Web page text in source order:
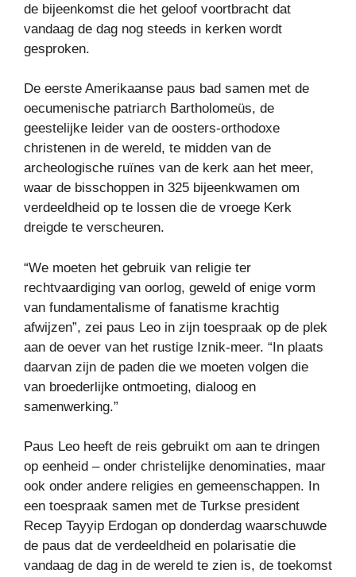
de bijeenkomst die het geloof voortbracht dat
vandaag de dag nog steeds in kerken wordt
gesproken.
De eerste Amerikaanse paus bad samen met de
oecumenische patriarch Bartholomeüs, de
geestelijke leider van de oosters-orthodoxe
christenen in de wereld, te midden van de
archeologische ruïnes van de kerk aan het meer,
waar de bisschoppen in 325 bijeenkwamen om
verdeeldheid op te lossen die de vroege Kerk
dreigde te verscheuren.
“We moeten het gebruik van religie ter
rechtvaardiging van oorlog, geweld of enige vorm
van fundamentalisme of fanatisme krachtig
afwijzen”, zei paus Leo in zijn toespraak op de plek
aan de oever van het rustige Iznik-meer. “In plaats
daarvan zijn de paden die we moeten volgen die
van broederlijke ontmoeting, dialoog en
samenwerking.”
Paus Leo heeft de reis gebruikt om aan te dringen
op eenheid – onder christelijke denominaties, maar
ook onder andere religies en gemeenschappen. In
een toespraak samen met de Turkse president
Recep Tayyip Erdogan op donderdag waarschuwde
de paus dat de verdeeldheid en polarisatie die
vandaag de dag in de wereld te zien is, de toekomst